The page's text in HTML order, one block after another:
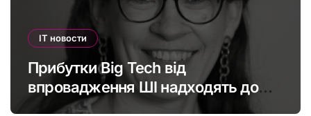
IT новости
Прибутки Big Tech від
впровадження ШІ надходять до
офшорів: як змінити глобальну